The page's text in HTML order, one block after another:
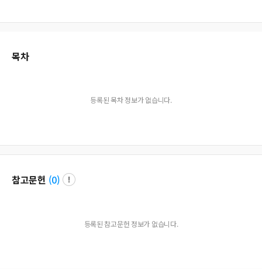
목차
등록된 목차 정보가 없습니다.
참고문헌 (0)
등록된 참고문헌 정보가 없습니다.